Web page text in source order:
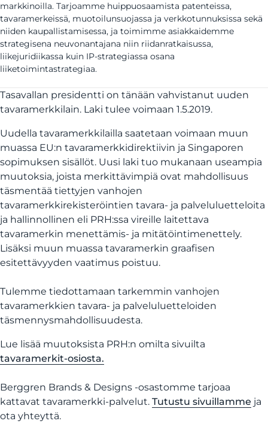
markkinoilla. Tarjoamme huippuosaamista patenteissa,
tavaramerkeissä, muotoilunsuojassa ja verkkotunnuksissa sekä
niiden kaupallistamisessa, ja toimimme asiakkaidemme
strategisena neuvonantajana niin riidanratkaisussa,
liikejuridiikassa kuin IP-strategiassa osana
liiketoimintastrategiaa.
Tasavallan presidentti on tänään vahvistanut uuden
tavaramerkkilain. Laki tulee voimaan 1.5.2019.
Uudella tavaramerkkilailla saatetaan voimaan muun
muassa EU:n tavaramerkkidirektiivin ja Singaporen
sopimuksen sisällöt. Uusi laki tuo mukanaan useampia
muutoksia, joista merkittävimpiä ovat mahdollisuus
täsmentää tiettyjen vanhojen
tavaramerkkirekisteröintien tavara- ja palveluluetteloita
ja hallinnollinen eli PRH:ssa vireille laitettava
tavaramerkin menettämis- ja mitätöintimenettely.
Lisäksi muun muassa tavaramerkin graafisen
esitettävyyden vaatimus poistuu.
Tulemme tiedottamaan tarkemmin vanhojen
tavaramerkkien tavara- ja palveluluetteloiden
täsmennysmahdollisuudesta.
Lue lisää muutoksista PRH:n omilta sivuilta
tavaramerkit-osiosta.
Berggren Brands & Designs -osastomme tarjoaa
kattavat tavaramerkki-palvelut. Tutustu sivuillamme ja
ota yhteyttä.